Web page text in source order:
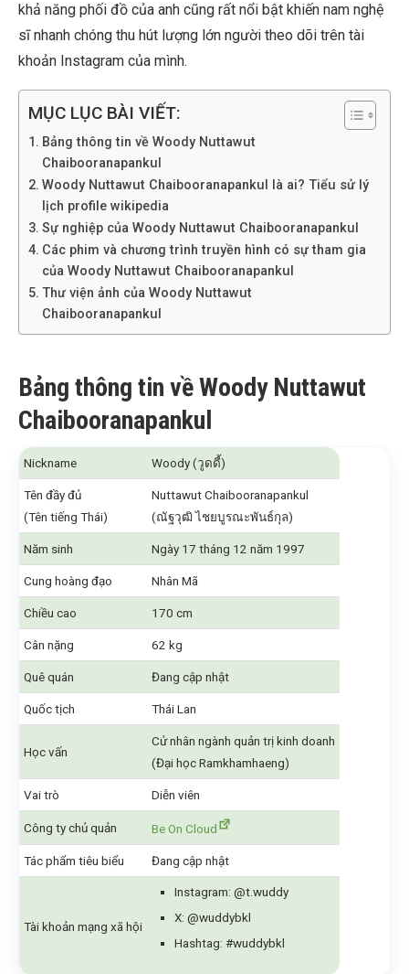
khả năng phối đồ của anh cũng rất nổi bật khiến nam nghệ
sĩ nhanh chóng thu hút lượng lớn người theo dõi trên tài
khoản Instagram của mình.
MỤC LỤC BÀI VIẾT:
Bảng thông tin về Woody Nuttawut
Chaibooranapankul
Woody Nuttawut Chaibooranapankul là ai? Tiểu sử lý
lịch profile wikipedia
Sự nghiệp của Woody Nuttawut Chaibooranapankul
Các phim và chương trình truyền hình có sự tham gia
của Woody Nuttawut Chaibooranapankul
Thư viện ảnh của Woody Nuttawut
Chaibooranapankul
Bảng thông tin về Woody Nuttawut
Chaibooranapankul
Nickname Woody (วูดดี้)
Tên đầy đủ
(Tên tiếng Thái)
Nuttawut Chaibooranapankul
(ณัฐวุฒิ ไชยบูรณะพันธ์กุล)
Năm sinh Ngày 17 tháng 12 năm 1997
Cung hoàng đạo Nhân Mã
Chiều cao 170 cm
Cân nặng 62 kg
Quê quán Đang cập nhật
Quốc tịch Thái Lan
Học vấn
Cử nhân ngành quản trị kinh doanh
(Đại học Ramkhamhaeng)
Vai trò Diễn viên
Công ty chủ quản Be On Cloud
Tác phẩm tiêu biểu Đang cập nhật
Tài khoản mạng xã hội
Instagram: @t.wuddy
X: @wuddybkl
Hashtag: #wuddybkl